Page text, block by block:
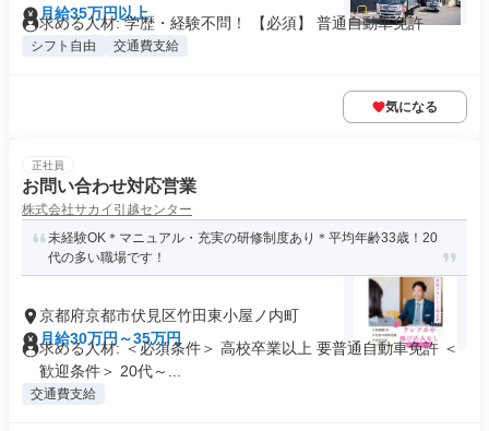
月給35万円以上
求める人材: 学歴・経験不問！ 【必須】 普通自動車免許
シフト自由 交通費支給
気になる
正社員
お問い合わせ対応営業
株式会社サカイ引越センター
未経験OK＊マニュアル・充実の研修制度あり＊平均年齢33歳！20
代の多い職場です！
京都府京都市伏見区竹田東小屋ノ内町
月給30万円～35万円
求める人材: ＜必須条件＞ 高校卒業以上 要普通自動車免許 ＜
歓迎条件＞ 20代～...
交通費支給